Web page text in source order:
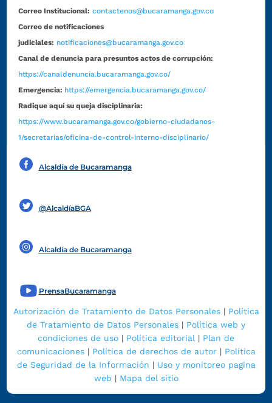
Correo Institucional: contactenos@bucaramanga.gov.co
Correo de notificaciones
judiciales: notificaciones@bucaramanga.gov.co
Canal de denuncia para presuntos actos de corrupción:
https://canaldenuncia.bucaramanga.gov.co/
Emergencia: https://emergencia.bucaramanga.gov.co/
Radique aquí su queja disciplinaria:
https://www.bucaramanga.gov.co/gobierno-ciudadanos-
1/secretarias/oficina-de-control-interno-disciplinario/
Alcaldía de Bucaramanga
@AlcaldíaBGA
Alcaldía de Bucaramanga
PrensaBucaramanga
Autorización de Tratamiento de Datos Personales| Política
de Tratamiento de Datos Personales | Política web y
condiciones de uso | Política editorial | Plan de
comunicaciones| Política de derechos de autor| Política
de Seguridad de la Información | Uso y monitoreo pagina
web | Mapa del sitio